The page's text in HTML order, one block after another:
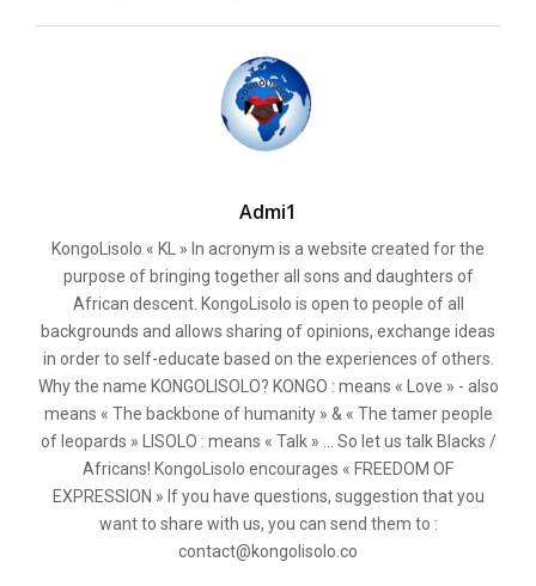
Admi1
KongoLisolo « KL » In acronym is a website created for the
purpose of bringing together all sons and daughters of
African descent. KongoLisolo is open to people of all
backgrounds and allows sharing of opinions, exchange ideas
in order to self-educate based on the experiences of others.
Why the name KONGOLISOLO? KONGO : means « Love » - also
means « The backbone of humanity » & « The tamer people
of leopards » LISOLO : means « Talk » ... So let us talk Blacks /
Africans! KongoLisolo encourages « FREEDOM OF
EXPRESSION » If you have questions, suggestion that you
want to share with us, you can send them to :
contact@kongolisolo.co